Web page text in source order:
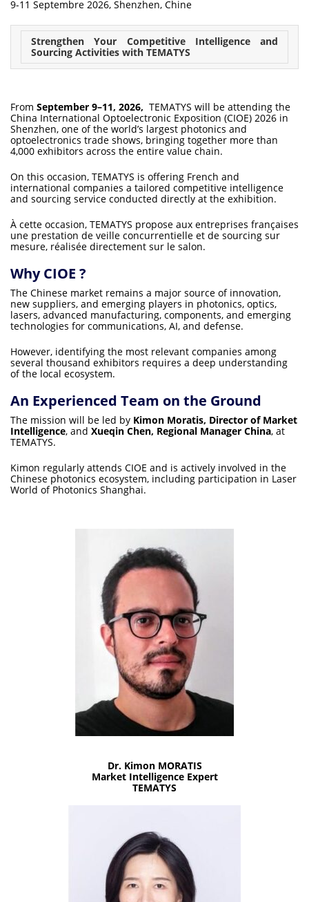
9-11 Septembre 2026, Shenzhen, Chine
Strengthen Your Competitive Intelligence and
Sourcing Activities with TEMATYS
From September 9–11, 2026, TEMATYS will be attending the
China International Optoelectronic Exposition (CIOE) 2026 in
Shenzhen, one of the world’s largest photonics and
optoelectronics trade shows, bringing together more than
4,000 exhibitors across the entire value chain.
On this occasion, TEMATYS is offering French and
international companies a tailored competitive intelligence
and sourcing service conducted directly at the exhibition.
À cette occasion, TEMATYS propose aux entreprises françaises
une prestation de veille concurrentielle et de sourcing sur
mesure, réalisée directement sur le salon.
Why CIOE ?
The Chinese market remains a major source of innovation,
new suppliers, and emerging players in photonics, optics,
lasers, advanced manufacturing, components, and emerging
technologies for communications, AI, and defense.
However, identifying the most relevant companies among
several thousand exhibitors requires a deep understanding
of the local ecosystem.
An Experienced Team on the Ground
The mission will be led by Kimon Moratis, Director of Market
Intelligence, and Xueqin Chen, Regional Manager China, at
TEMATYS.
Kimon regularly attends CIOE and is actively involved in the
Chinese photonics ecosystem, including participation in Laser
World of Photonics Shanghai.
Dr. Kimon MORATIS
Market Intelligence Expert
TEMATYS